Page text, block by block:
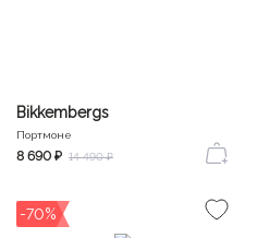
Bikkembergs
Портмоне
8 690 ₽ 14 490 ₽
-70%